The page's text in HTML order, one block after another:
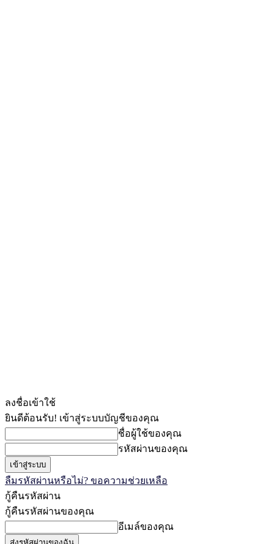
ลงชื่อเข้าใช้
ยินดีต้อนรับ! เข้าสู่ระบบบัญชีของคุณ
ชื่อผู้ใช้ของคุณ
รหัสผ่านของคุณ
ลืมรหัสผ่านหรือไม่? ขอความช่วยเหลือ
กู้คืนรหัสผ่าน
กู้คืนรหัสผ่านของคุณ
อีเมล์ของคุณ